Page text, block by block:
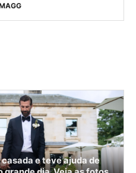
e teve ajuda de